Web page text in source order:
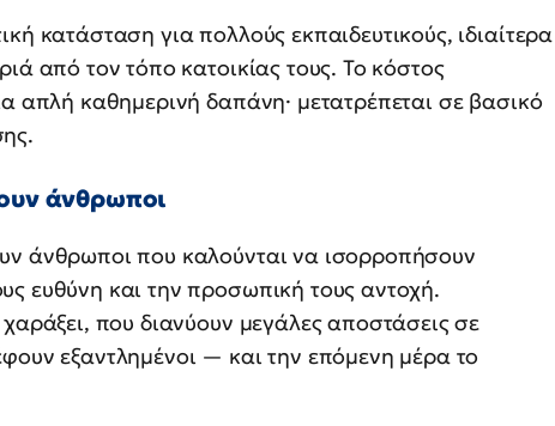
κατάσταση για πολλούς εκπαιδευτικούς, ιδιαίτερα
από τον τόπο κατοικίας τους. Το κόστος
απλή καθημερινή δαπάνη· μετατρέπεται σε βασικό
άνθρωποι
άνθρωποι που καλούνται να ισορροπήσουν
ευθύνη και την προσωπική τους αντοχή.
που διανύουν μεγάλες αποστάσεις σε
εξαντλημένοι — και την επόμενη μέρα το